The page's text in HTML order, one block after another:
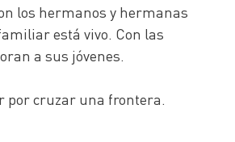
los hermanos y hermanas
está vivo. Con las
a sus jóvenes.
por cruzar una frontera.